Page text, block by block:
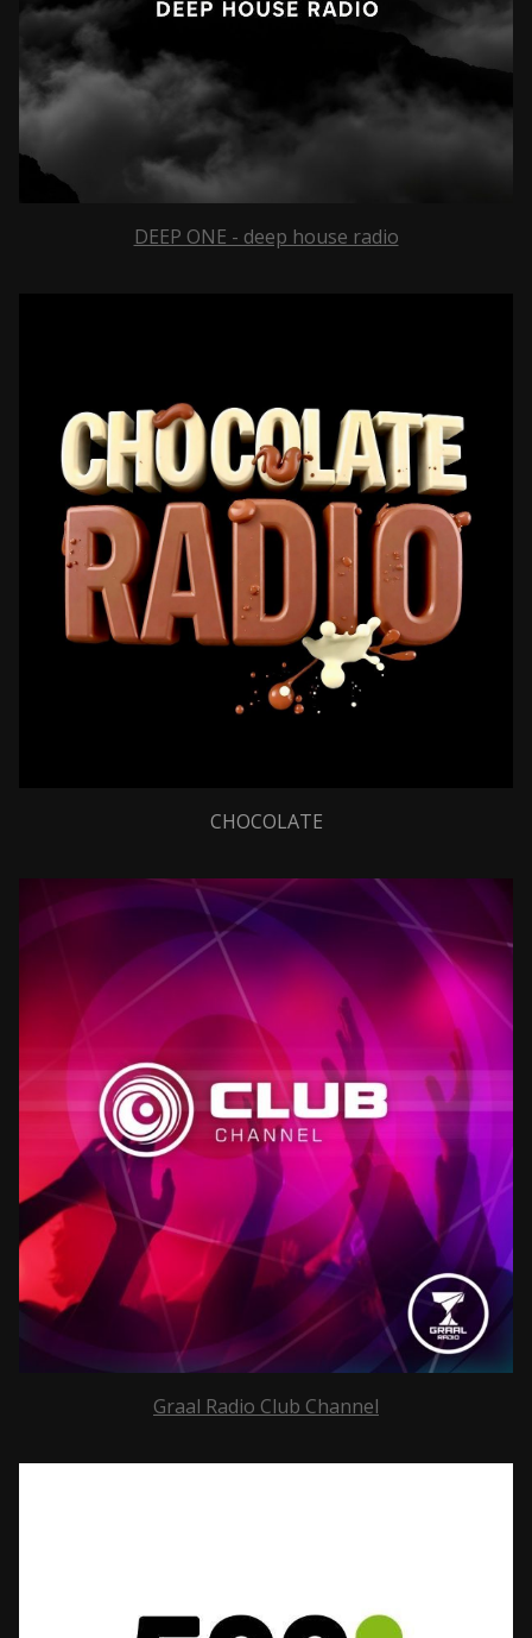
DEEP ONE - deep house radio
CHOCOLATE
Graal Radio Club Channel